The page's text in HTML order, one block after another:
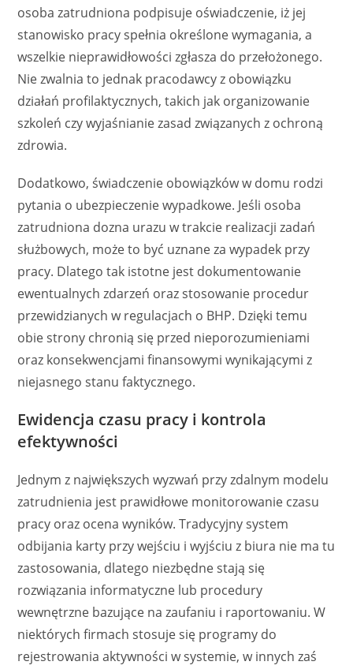
osoba zatrudniona podpisuje oświadczenie, iż jej
stanowisko pracy spełnia określone wymagania, a
wszelkie nieprawidłowości zgłasza do przełożonego.
Nie zwalnia to jednak pracodawcy z obowiązku
działań profilaktycznych, takich jak organizowanie
szkoleń czy wyjaśnianie zasad związanych z ochroną
zdrowia.
Dodatkowo, świadczenie obowiązków w domu rodzi
pytania o ubezpieczenie wypadkowe. Jeśli osoba
zatrudniona dozna urazu w trakcie realizacji zadań
służbowych, może to być uznane za wypadek przy
pracy. Dlatego tak istotne jest dokumentowanie
ewentualnych zdarzeń oraz stosowanie procedur
przewidzianych w regulacjach o BHP. Dzięki temu
obie strony chronią się przed nieporozumieniami
oraz konsekwencjami finansowymi wynikającymi z
niejasnego stanu faktycznego.
Ewidencja czasu pracy i kontrola
efektywności
Jednym z największych wyzwań przy zdalnym modelu
zatrudnienia jest prawidłowe monitorowanie czasu
pracy oraz ocena wyników. Tradycyjny system
odbijania karty przy wejściu i wyjściu z biura nie ma tu
zastosowania, dlatego niezbędne stają się
rozwiązania informatyczne lub procedury
wewnętrzne bazujące na zaufaniu i raportowaniu. W
niektórych firmach stosuje się programy do
rejestrowania aktywności w systemie, w innych zaś